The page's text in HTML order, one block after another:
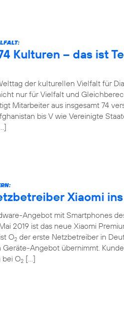
Kulturen – das ist
der kulturellen Vielfalt für
nur für Vielfalt und
Mitarbeiter aus insgesamt 74
bis V wie Vereinigte
Xiaomi
Angebot mit Smartphones
2019 ist das neue Xiaomi
O2 der erste Netzbetreiber in
Angebot übernimmt.
bei O2 […]